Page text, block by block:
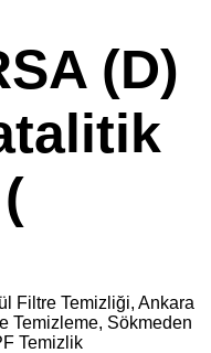
(D)
Filtre Temizliği, Ankara
Temizleme, Sökmeden
Temizlik